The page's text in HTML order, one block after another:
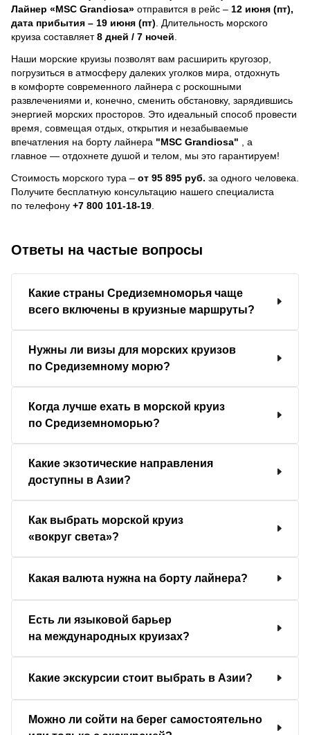
Лайнер «MSC Grandiosa» отправится в рейс – 12 июня (пт),
дата прибытия – 19 июня (пт) . Длительность морского
круиза составляет8 дней / 7 ночей
Наши морские круизы позволят вам расширить кругозор,
погрузиться в атмосферу далеких уголков мира, отдохнуть
в комфорте современного лайнера с роскошными
развлечениями и, конечно, сменить обстановку, зарядившись
энергией морских просторов. Это идеальный способ провести
время, совмещая отдых, открытия и незабываемые
впечатления на борту лайнера "MSC Grandiosa"
, a
главное — отдохнете душой и телом, мы это гарантируем!
Стоимость морского тура – от 95 895 руб. за одного человека.
Получите бесплатную консультацию нашего специалиста
по телефону +7 800 101-18-19
Ответы на частые вопросы
Какие страны Средиземноморья чаще
всего включены в круизные маршруты?
Нужны ли визы для морских круизов
по Средиземному морю?
Когда лучше ехать в морской круиз
по Средиземноморью?
Какие экзотические направления
доступны в Азии?
Как выбрать морской круиз
«вокруг света»?
Какая валюта нужна на борту лайнера?
Есть ли языковой барьер
на международных круизах?
Какие экскурсии стоит выбрать в Азии?
Можно ли сойти на берег самостоятельно